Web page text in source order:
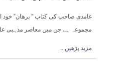
غامدی صاحب کی کتاب ” برھان” خود
مجموعہ ہے جن میں معاصر مذہبی
.. مزید پڑھیں